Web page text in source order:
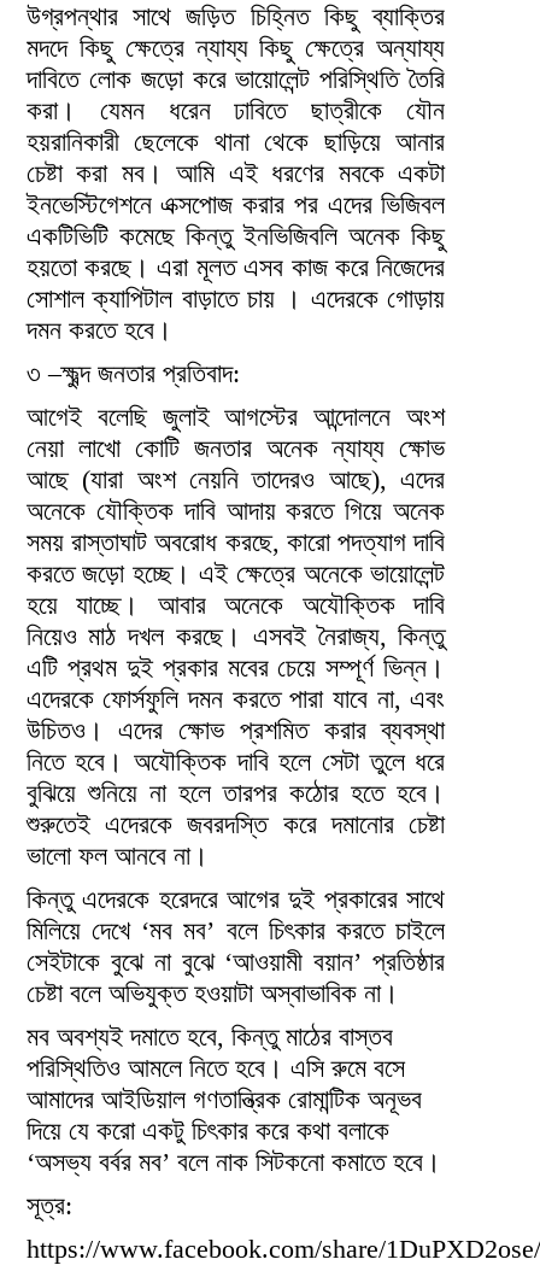
উগ্রপন্থার সাথে জড়িত চিহ্নিত কিছু ব্যাক্তির
মদদে কিছু ক্ষেত্রে ন্যায্য কিছু ক্ষেত্রে অন্যায্য
দাবিতে লোক জড়ো করে ভায়োলেন্ট পরিস্থিতি তৈরি
করা। যেমন ধরেন ঢাবিতে ছাত্রীকে যৌন
হয়রানিকারী ছেলেকে থানা থেকে ছাড়িয়ে আনার
চেষ্টা করা মব। আমি এই ধরণের মবকে একটা
ইনভেস্টিগেশনে এক্সপোজ করার পর এদের ভিজিবল
একটিভিটি কমেছে কিন্তু ইনভিজিবলি অনেক কিছু
হয়তো করছে। এরা মূলত এসব কাজ করে নিজেদের
সোশাল ক্যাপিটাল বাড়াতে চায় । এদেরকে গোড়ায়
দমন করতে হবে।
৩ –ক্ষুব্দ জনতার প্রতিবাদ:
আগেই বলেছি জুলাই আগস্টের আন্দোলনে অংশ
নেয়া লাখো কোটি জনতার অনেক ন্যায্য ক্ষোভ
আছে (যারা অংশ নেয়নি তাদেরও আছে), এদের
অনেকে যৌক্তিক দাবি আদায় করতে গিয়ে অনেক
সময় রাস্তাঘাট অবরোধ করছে, কারো পদত্যাগ দাবি
করতে জড়ো হচ্ছে। এই ক্ষেত্রে অনেকে ভায়োলেন্ট
হয়ে যাচ্ছে। আবার অনেকে অযৌক্তিক দাবি
নিয়েও মাঠ দখল করছে। এসবই নৈরাজ্য, কিন্তু
এটি প্রথম দুই প্রকার মবের চেয়ে সম্পূর্ণ ভিন্ন।
এদেরকে ফোর্সফুলি দমন করতে পারা যাবে না, এবং
উচিতও। এদের ক্ষোভ প্রশমিত করার ব্যবস্থা
নিতে হবে। অযৌক্তিক দাবি হলে সেটা তুলে ধরে
বুঝিয়ে শুনিয়ে না হলে তারপর কঠোর হতে হবে।
শুরুতেই এদেরকে জবরদস্তি করে দমানোর চেষ্টা
ভালো ফল আনবে না।
কিন্তু এদেরকে হরেদরে আগের দুই প্রকারের সাথে
মিলিয়ে দেখে ‘মব মব’ বলে চিৎকার করতে চাইলে
সেইটাকে বুঝে না বুঝে ‘আওয়ামী বয়ান’ প্রতিষ্ঠার
চেষ্টা বলে অভিযুক্ত হওয়াটা অস্বাভাবিক না।
মব অবশ্যই দমাতে হবে, কিন্তু মাঠের বাস্তব
পরিস্থিতিও আমলে নিতে হবে। এসি রুমে বসে
আমাদের আইডিয়াল গণতান্ত্রিক রোমান্টিক অনূভব
দিয়ে যে করো একটু চিৎকার করে কথা বলাকে
‘অসভ্য বর্বর মব’ বলে নাক সিটকনো কমাতে হবে।
সূত্র:
https://www.facebook.com/share/1DuPXD2ose/